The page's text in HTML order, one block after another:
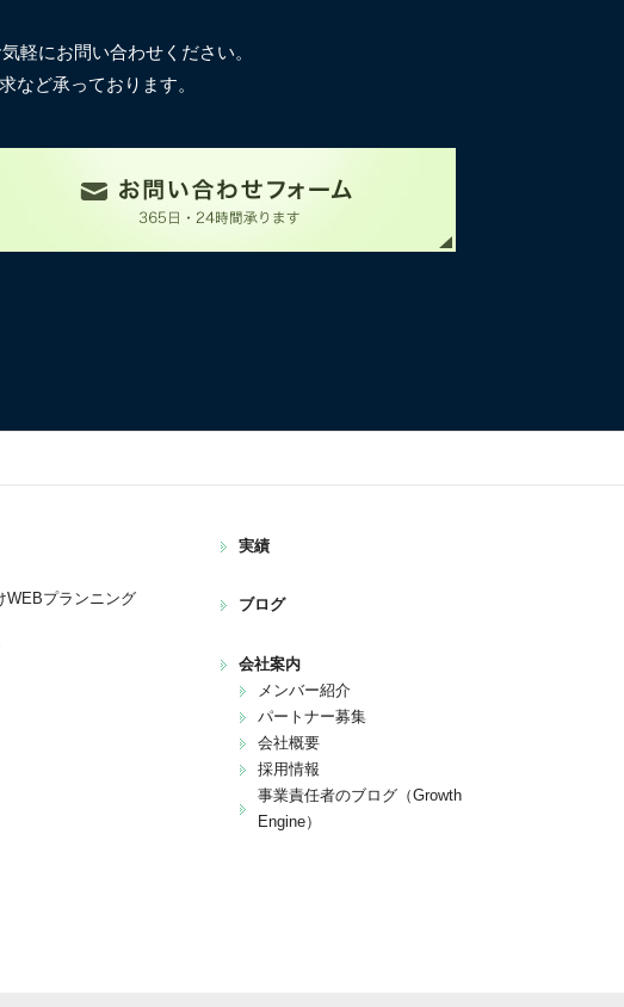
軽にお問い合わせください。
など承っております。
WEBプランニング
実績
ブログ
会社案内
メンバー紹介
パートナー募集
会社概要
採用情報
事業責任者のブログ（Growth
Engine）